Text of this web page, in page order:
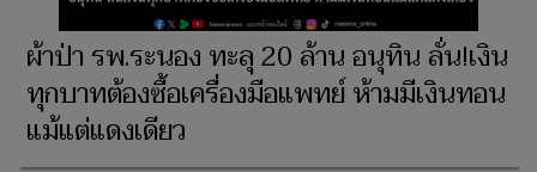
ผ้าป่า รพ.ระนอง ทะลุ 20 ล้าน อนุทิน ลั่น!เงิน
ทุกบาทต้องซื้อเครื่องมือแพทย์ ห้ามมีเงินทอน
แม้แต่แดงเดียว